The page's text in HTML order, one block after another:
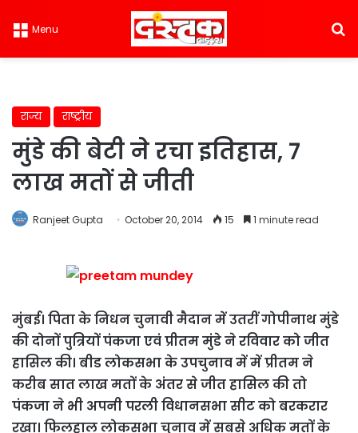
Menu
राज्य राष्ट्रीय
मुंडे की बेटी ने रचा इतिहास, 7
लाख मतों से जीती
Ranjeet Gupta October 20, 2014 15 1 minute read
मुंबई। पिता के निधन चुनावी मैदान में उतरीं गोपीनाथ मुंडे
की दोनों पुत्रियों पंकजा एवं प्रीतम मुंडे ने रविवार को जीत
हासिल की। बीड लोकसभा के उपचुनाव में में प्रीतम ने
करीब सात लाख मतों के अंतर से जीत हासिल की तो
पंकजा ने भी अपनी परली विधानसभा सीट को बरकरार
रखा। फिलहाल लोकसभा चुनाव में सबसे अधिक मतों के